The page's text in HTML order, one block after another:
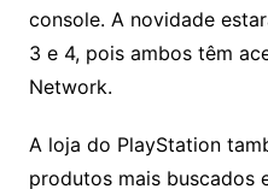
console. A novidade
3 e 4, pois ambos têm
Network.
A loja do PlayStation
produtos mais buscados